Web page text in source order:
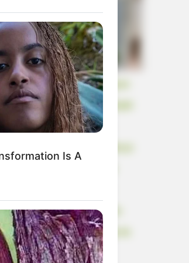
godina vratio sam novčanik pun
dolara jer je moja majka uvijek
da je iskrenost najvažnija.
u mom ruksaku – i nekoliko
kasnije naredio je osiguranju da
cijelu zgradu.
Is A
By The Bible
Bloopers